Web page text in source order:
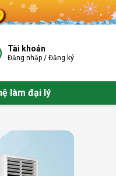
Tài khoản
Đăng nhập / Đăng ký
làm đại lý